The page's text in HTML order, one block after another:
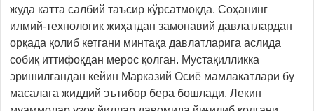
жуда катта салбий таъсир кўрсатмоқда. Соҳанинг
илмий-технологик жиҳатдан замонавий давлатлардан
орқада қолиб кетгани минтақа давлатларига аслида
собиқ иттифоқдан мерос қолган. Мустақилликка
эришилгандан кейин Марказий Осиё мамлакатлари бу
масалага жиддий эътибор бера бошлади. Лекин